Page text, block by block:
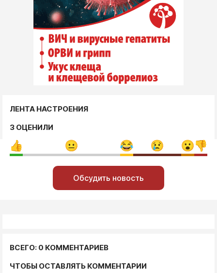
ЛЕНТА НАСТРОЕНИЯ
3 ОЦЕНИЛИ
Обсудить новость
ВСЕГО: 0 КОММЕНТАРИЕВ
ЧТОБЫ ОСТАВЛЯТЬ КОММЕНТАРИИ